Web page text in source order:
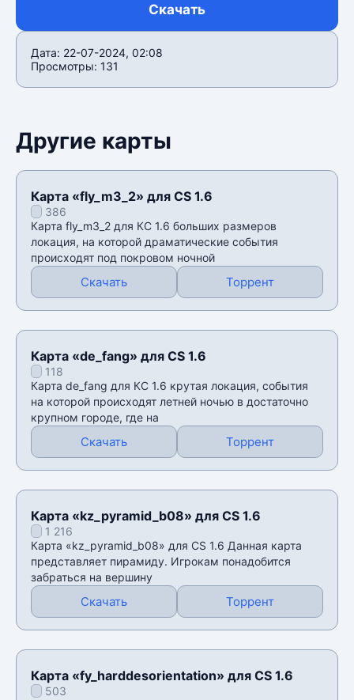
Скачать
Дата: 22-07-2024, 02:08
Просмотры: 131
Другие карты
Карта «fly_m3_2» для CS 1.6
386
Карта fly_m3_2 для КС 1.6 больших размеров
локация, на которой драматические события
происходят под покровом ночной
Скачать Торрент
Карта «de_fang» для CS 1.6
118
Карта de_fang для КС 1.6 крутая локация, события
на которой происходят летней ночью в достаточно
крупном городе, где на
Скачать Торрент
Карта «kz_pyramid_b08» для CS 1.6
1 216
Карта «kz_pyramid_b08» для CS 1.6 Данная карта
представляет пирамиду. Игрокам понадобится
забраться на вершину
Скачать Торрент
Карта «fy_harddesorientation» для CS 1.6
503